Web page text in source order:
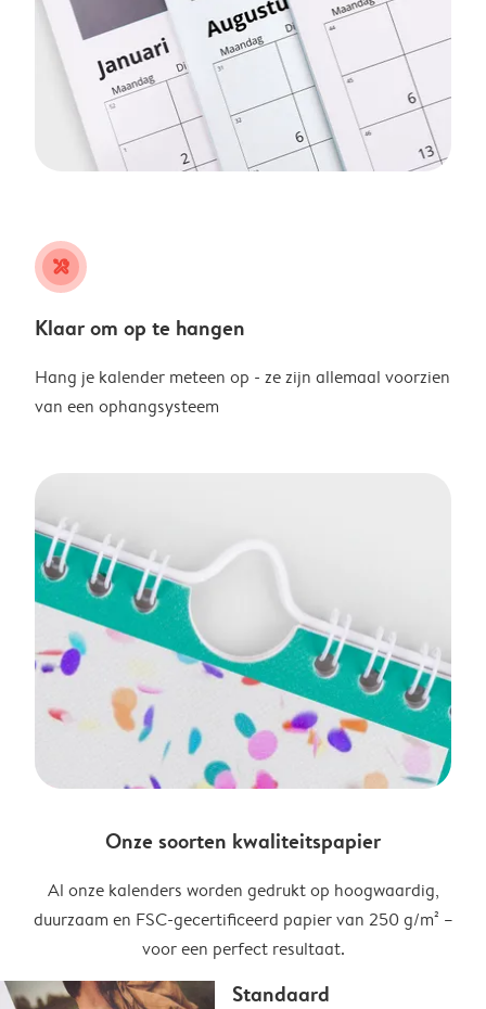
tools
Klaar om op te hangen
Hang je kalender meteen op - ze zijn allemaal voorzien
van een ophangsysteem
Onze soorten kwaliteitspapier
Al onze kalenders worden gedrukt op hoogwaardig,
duurzaam en FSC-gecertificeerd papier van 250 g/m² –
voor een perfect resultaat.
Standaard